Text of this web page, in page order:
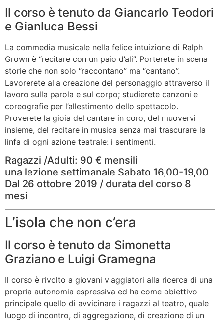
Il corso è tenuto da Giancarlo Teodori
e Gianluca Bessi
La commedia musicale nella felice intuizione di Ralph
Grown è “recitare con un paio d’ali”. Porterete in scena
storie che non solo “raccontano” ma “cantano”.
Lavorerete alla creazione del personaggio attraverso il
lavoro sulla parola e sul corpo; studierete canzoni e
coreografie per l’allestimento dello spettacolo.
Proverete la gioia del cantare in coro, del muovervi
insieme, del recitare in musica senza mai trascurare la
linfa di ogni azione teatrale: i sentimenti.
Ragazzi /Adulti: 90 € mensili
una lezione settimanale Sabato 16,00-19,00
Dal 26 ottobre 2019 / durata del corso 8
mesi
L’isola che non c’era
Il corso è tenuto da Simonetta
Graziano e Luigi Gramegna
Il corso è rivolto a giovani viaggiatori alla ricerca di una
propria autonomia espressiva ed ha come obiettivo
principale quello di avvicinare i ragazzi al teatro, quale
luogo di incontro, di aggregazione, di creazione di un